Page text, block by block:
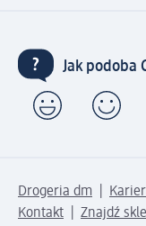
Jak podoba
Drogeria dm
Kontakt
Znajdź